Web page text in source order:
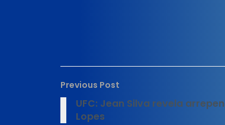
Previous Post
UFC: Jean Silva revela
Lopes